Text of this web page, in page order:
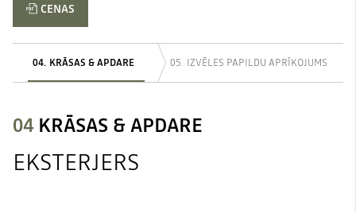
CENAS
KRĀSAS & APDARE IZVĒLES PAPILDU APRĪKOJUMS
04 KRĀSAS & APDARE
EKSTERJERS